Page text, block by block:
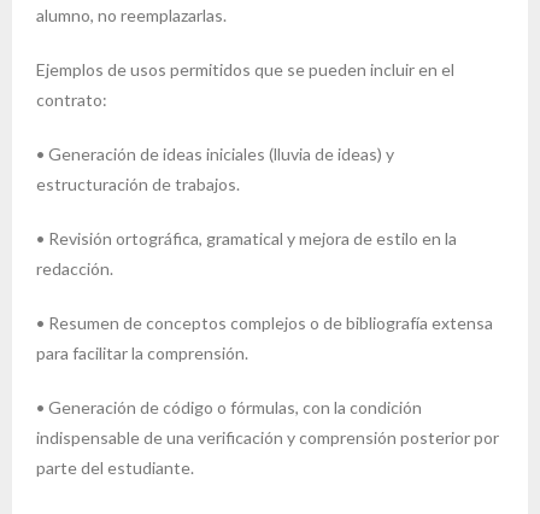
alumno, no reemplazarlas.
Ejemplos de usos permitidos que se pueden incluir en el
contrato:
• Generación de ideas iniciales (lluvia de ideas) y
estructuración de trabajos.
• Revisión ortográfica, gramatical y mejora de estilo en la
redacción.
• Resumen de conceptos complejos o de bibliografía extensa
para facilitar la comprensión.
• Generación de código o fórmulas, con la condición
indispensable de una verificación y comprensión posterior por
parte del estudiante.